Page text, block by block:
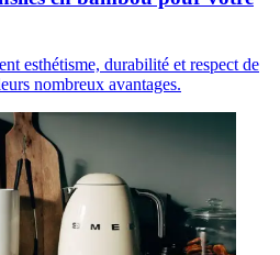
esthétisme, durabilité et respect de
nombreux avantages.